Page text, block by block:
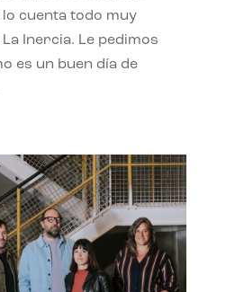
cuenta todo muy
Inercia. Le pedimos
es un buen día de